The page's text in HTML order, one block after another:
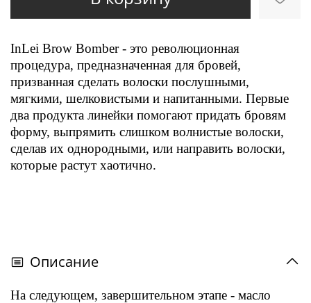
InLei Brow Bomber - это революционная
процедура, предназначенная для бровей,
призванная сделать волоски послушными,
мягкими, шелковистыми и напитанными. Первые
два продукта линейки помогают придать бровям
форму, выпрямить слишком волнистые волоски,
сделав их однородными, или направить волоски,
которые растут хаотично.
Описание
На следующем, завершительном этапе - масло